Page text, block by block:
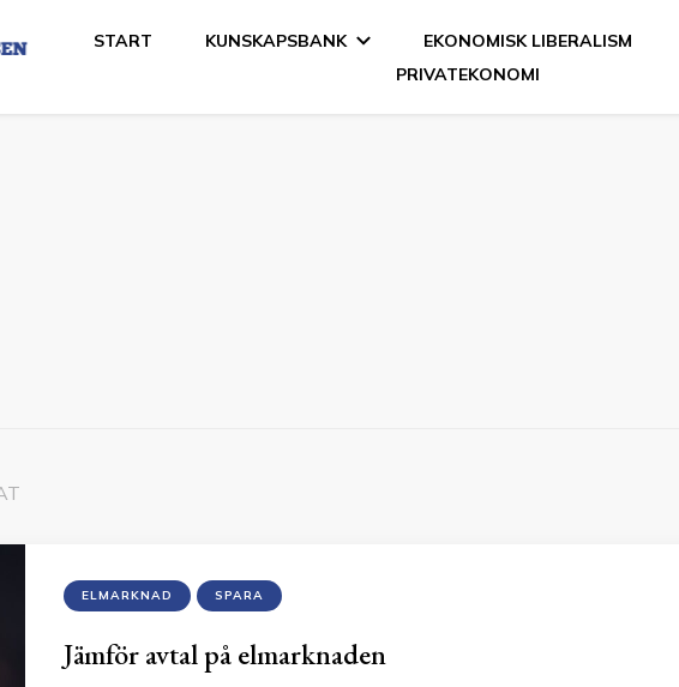
START KUNSKAPSBANK EKONOMISK LIBERALISM
PRIVATEKONOMI
ELMARKNAD SPARA
Jämför avtal på elmarknaden